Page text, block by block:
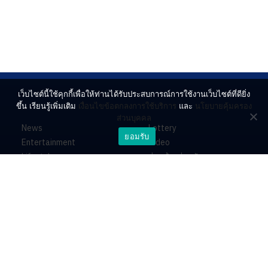
News
Entertainment
Lifestyle
Lottery
Video
ร่วมด้วยช่วยกัน
เว็บไซต์นี้ใช้คุกกี้เพื่อให้ท่านได้รับประสบการณ์การใช้งานเว็บไซต์ที่ดียิ่ง
ขึ้น เรียนรู้เพิ่มเติม เงื่อนไขข้อตกลงการใช้บริการ และ นโยบายคุ้มครอง
ส่วนบุคคล
ยอมรับ